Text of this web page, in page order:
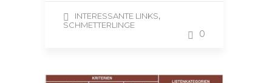
INTERESSANTE LINKS,
SCHMETTERLINGE
0